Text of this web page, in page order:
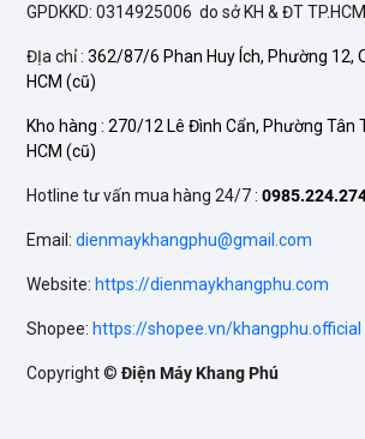
GPDKKD: 0314925006 do sở KH & ĐT
ĐỊa chỉ : 362/87/6 Phan Huy Ích, Phường 12,
HCM (cũ)
Kho hàng : 270/12 Lê Đình Cẩn, Phường Tân
HCM (cũ)
Hotline tư vấn mua hàng 24/7 :
Email: dienmaykhangphu@gmail.com
Website: https://dienmaykhangphu.com
Shopee: https://shopee.vn/khangphu.official
Copyright ©Điện Máy Khang Phú